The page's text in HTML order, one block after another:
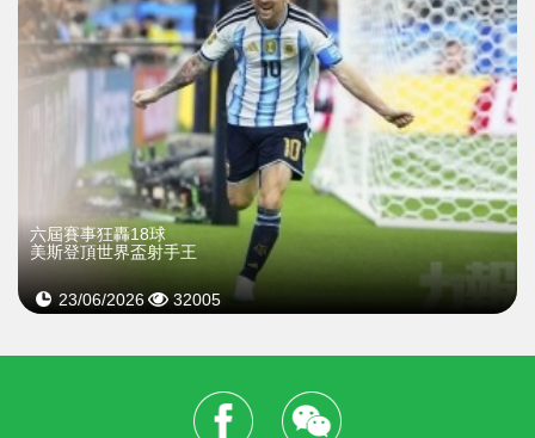
​六屆賽事狂轟18球
美斯登頂世界盃射手王
23/06/2026 32005